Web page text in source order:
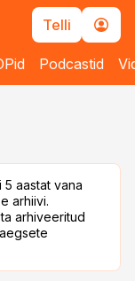
Telli
Podcastid
aastat vana
arhiivi.
arhiveeritud